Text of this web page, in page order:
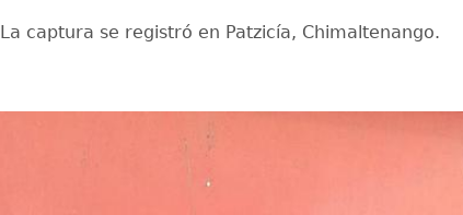
La captura se registró en Patzicía, Chimaltenango.